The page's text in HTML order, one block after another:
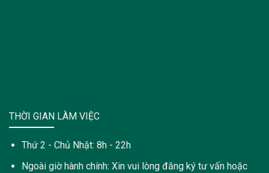
THỜI GIAN LÀM VIỆC
Thứ 2 - Chủ Nhật: 8h - 22h
Ngoài giờ hành chính: Xin vui lòng đăng ký tư vấn hoặc